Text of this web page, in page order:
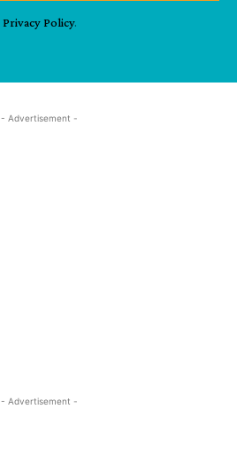
Privacy Policy.
- Advertisement -
- Advertisement -